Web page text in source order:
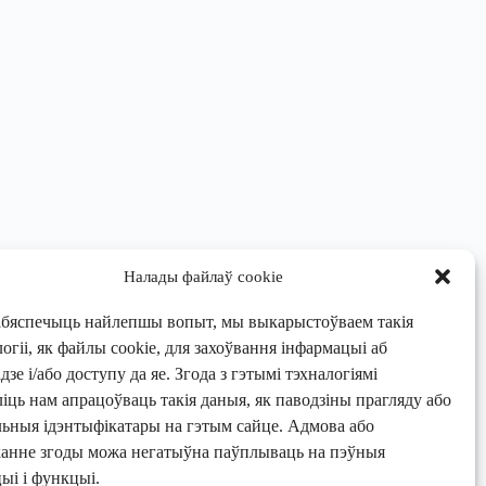
Налады файлаў cookie
найлепшы вопыт, мы выкарыстоўваем такія
як файлы cookie, для захоўвання інфармацыі аб
і/або доступу да яе. Згода з гэтымі тэхналогіямі
нам апрацоўваць такія даныя, як паводзіны прагляду або
ідэнтыфікатары на гэтым сайце. Адмова або
згоды можа негатыўна паўплываць на пэўныя
і функцыі.